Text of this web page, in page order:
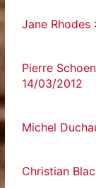
Jane Rhodes
Pierre
14/03/2012
Michel
Christian